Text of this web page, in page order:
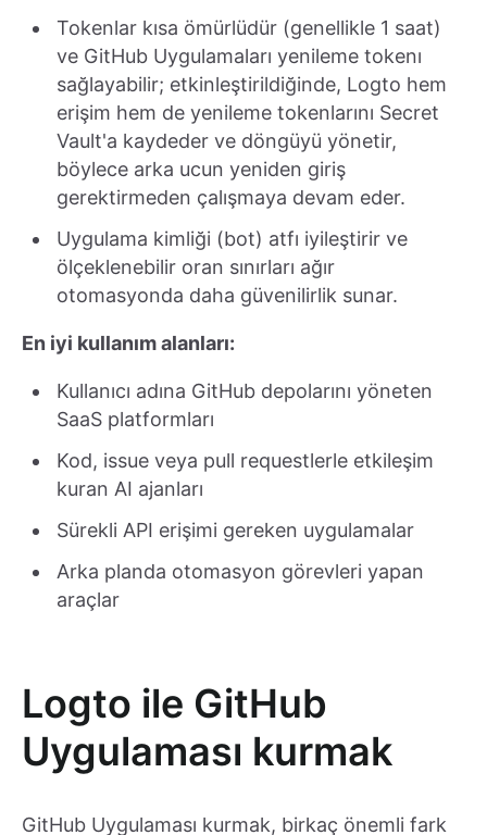
Tokenlar kısa ömürlüdür (genellikle 1 saat)
ve GitHub Uygulamaları yenileme tokenı
sağlayabilir; etkinleştirildiğinde, Logto hem
erişim hem de yenileme tokenlarını Secret
Vault'a kaydeder ve döngüyü yönetir,
böylece arka ucun yeniden giriş
gerektirmeden çalışmaya devam eder.
Uygulama kimliği (bot) atfı iyileştirir ve
ölçeklenebilir oran sınırları ağır
otomasyonda daha güvenilirlik sunar.
En iyi kullanım alanları:
Kullanıcı adına GitHub depolarını yöneten
SaaS platformları
Kod, issue veya pull requestlerle etkileşim
kuran AI ajanları
Sürekli API erişimi gereken uygulamalar
Arka planda otomasyon görevleri yapan
araçlar
Logto ile GitHub
Uygulaması kurmak
GitHub Uygulaması kurmak, birkaç önemli fark